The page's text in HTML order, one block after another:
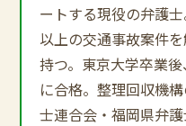
ートする現役の弁護
以上の交通事故案件
持つ。東京大学卒業
に合格。整理回収機
士連合会・福岡県弁